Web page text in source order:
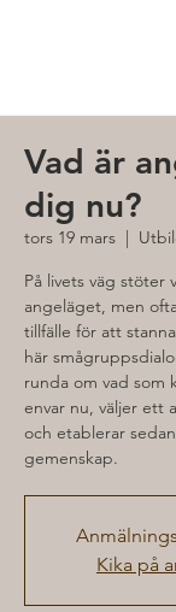
Vad är
dig nu?
tors 19 mars
  |
På livets väg stöter
angeläget, men
tillfälle för att
här
runda om vad som
envar nu, väljer ett
och etablerar
gemenskap.
Kika på